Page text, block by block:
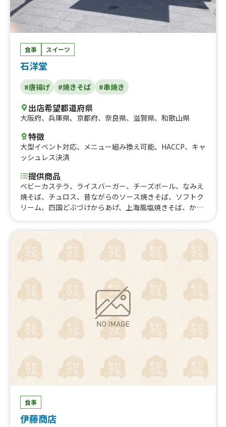
食事 スイーツ
石洋堂
#唐揚げ #焼きそば #串焼き
出店希望都道府県
大阪府、 兵庫県、 京都府、 奈良県、 滋賀県、 和歌山県
特徴
大型イベント対応、 メニュー組み換え可能、 HACCP、 キャ
ッシュレス決済
提供商品
ベビーカステラ、ライスバーガー、チーズボール、なみえ
焼そば、チュロス、昔ながらのソース焼きそば、ソフトク
リーム、四国どぶづけからあげ、上海風塩焼きそば、かき
ベーコンステーキ、ベーコンドック、イカ焼き、串焼き、
回転焼き、本わらび餅、クレープ、フレッシュジュース、
肉巻きおにぎり、もっちりポテト、パンケーキサンド
食事
伊藤商店